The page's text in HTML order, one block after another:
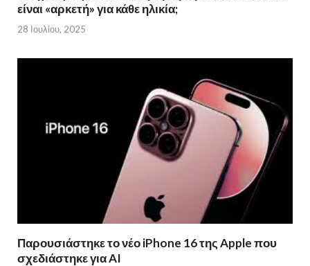
είναι «αρκετή» για κάθε ηλικία;
28 Ιουλίου, 2025
Παρουσιάστηκε το νέο iPhone 16 της Apple που
σχεδιάστηκε για AI